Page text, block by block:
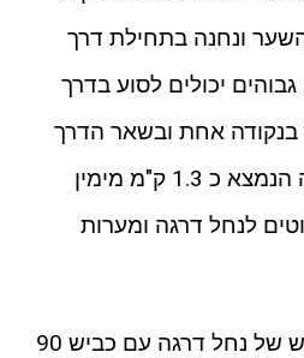
ונחנה בתחילת דרך
יכולים לסוע בדרך
אחת ובשאר הדרך
סבירה] עד לחניון הלילה הנמצא כ 1.3 ק"מ מימין
לנחל דרגה ומערות
סוף המסלול הינו במפגש של נחל דרגה עם כביש 90